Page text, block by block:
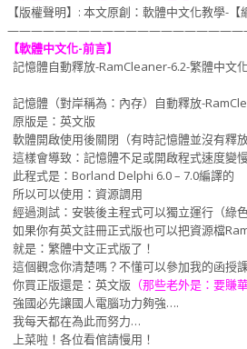
【版權聲明】: 本文原創：軟體中文化教學-
【軟體中文化-前言】
記憶體自動釋放-RamCleaner-6.2-繁體中文
記憶體（對岸稱為：內存）自動釋放-
原版是：英文版
軟體開啟使用後關閉（有時記憶體並沒有釋放
這樣會導致：記憶體不足或開啟程式速度變
此程式是：Borland Delphi 6.0 – 7.0編譯的
所以可以使用：資源調用
經過測試：安裝後主程式可以獨立運行（綠色
如果你有英文註冊正式版也可以把資源檔
就是：繁體中文正式版了！
這個觀念你清楚嗎？不懂可以參加我的函授
你買正版還是：英文版 （那些老外是：要
強國必先讓國人電腦功力夠強….
我每天都在為此而努力…
上菜啦！各位看倌請慢用！